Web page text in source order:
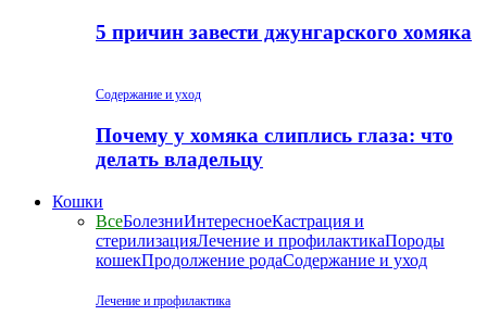
5 причин завести джунгарского хомяка
Содержание и уход
Почему у хомяка слиплись глаза: что
делать владельцу
Кошки
ВсеБолезниИнтересноеКастрация и
стерилизацияЛечение и профилактикаПороды
кошекПродолжение родаСодержание и уход
Лечение и профилактика